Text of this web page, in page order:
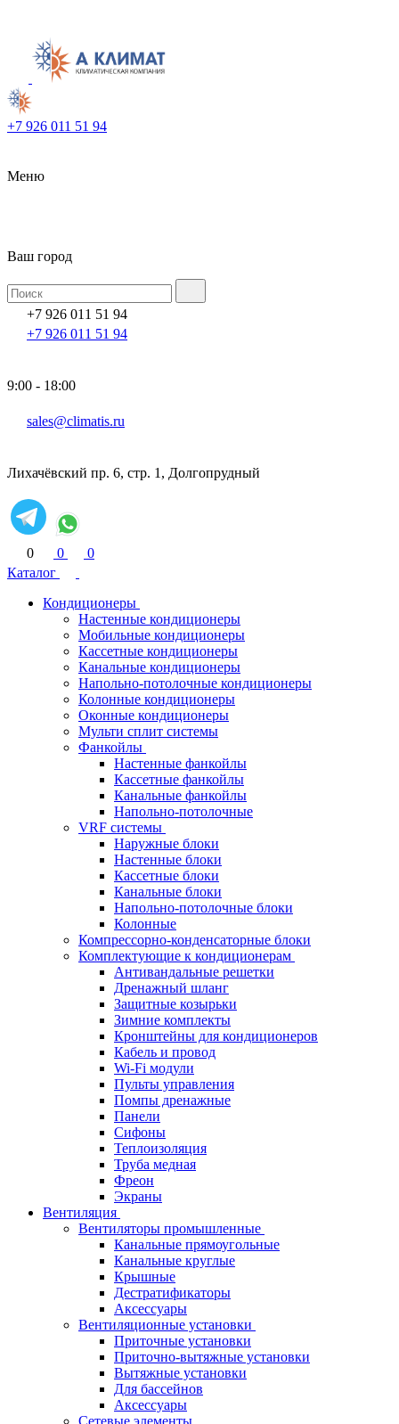
+7 926 011 51 94
Меню
Ваш город
+7 926 011 51 94
+7 926 011 51 94
9:00 - 18:00
sales@climatis.ru
Лихачёвский пр. 6, стр. 1, Долгопрудный
0 0
0
Каталог
Кондиционеры
Настенные кондиционеры
Мобильные кондиционеры
Кассетные кондиционеры
Канальные кондиционеры
Напольно-потолочные кондиционеры
Колонные кондиционеры
Оконные кондиционеры
Мульти сплит системы
Фанкойлы
Настенные фанкойлы
Кассетные фанкойлы
Канальные фанкойлы
Напольно-потолочные
VRF системы
Наружные блоки
Настенные блоки
Кассетные блоки
Канальные блоки
Напольно-потолочные блоки
Колонные
Компрессорно-конденсаторные блоки
Комплектующие к кондиционерам
Антивандальные решетки
Дренажный шланг
Защитные козырьки
Зимние комплекты
Кронштейны для кондиционеров
Кабель и провод
Wi-Fi модули
Пульты управления
Помпы дренажные
Панели
Сифоны
Теплоизоляция
Труба медная
Фреон
Экраны
Вентиляция
Вентиляторы промышленные
Канальные прямоугольные
Канальные круглые
Крышные
Дестратификаторы
Аксессуары
Вентиляционные установки
Приточные установки
Приточно-вытяжные установки
Вытяжные установки
Для бассейнов
Аксессуары
Сетевые элементы